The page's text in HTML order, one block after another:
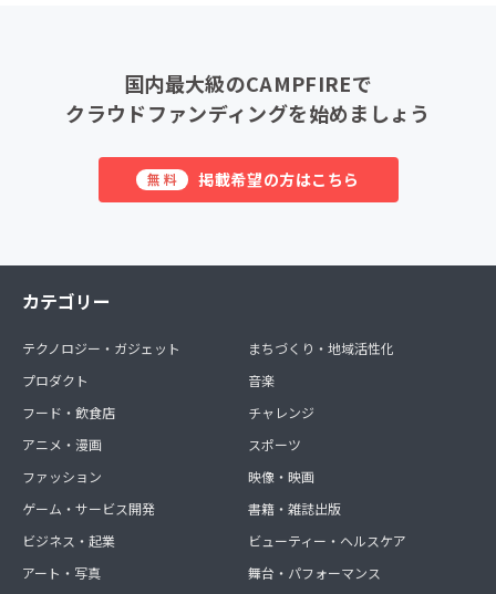
国内最大級のCAMPFIREで
クラウドファンディングを始めましょう
無料 掲載希望の方はこちら
カテゴリー
テクノロジー・ガジェット
プロダクト
フード・飲食店
アニメ・漫画
ファッション
ゲーム・サービス開発
ビジネス・起業
アート・写真
まちづくり・地域活性化
音楽
チャレンジ
スポーツ
映像・映画
書籍・雑誌出版
ビューティー・ヘルスケア
舞台・パフォーマンス